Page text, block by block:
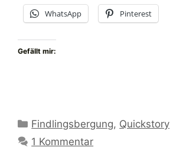
WhatsApp Pinterest
Gefällt mir:
Kategorien
Findlingsbergung, Quickstory
1 Kommentar